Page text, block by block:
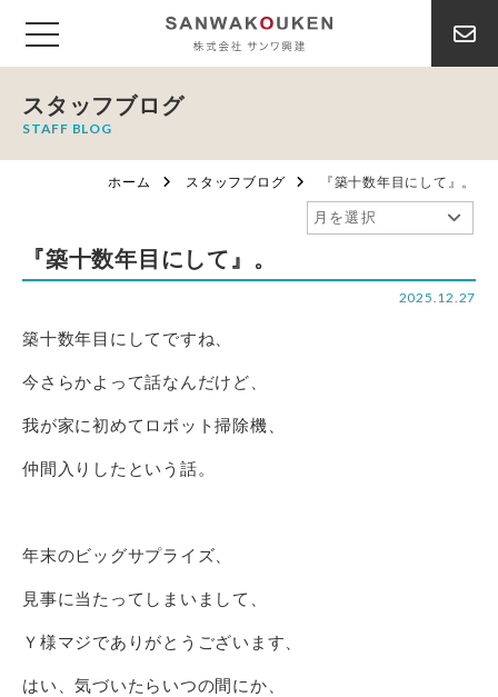
スタッフブログ
STAFF BLOG
ホーム スタッフブログ 『築十数年目にして』。
『築十数年目にして』。
2025.12.27
築十数年目にしてですね、
今さらかよって話なんだけど、
我が家に初めてロボット掃除機、
仲間入りしたという話。
年末のビッグサプライズ、
見事に当たってしまいまして、
Ｙ様マジでありがとうございます、
はい、気づいたらいつの間にか、